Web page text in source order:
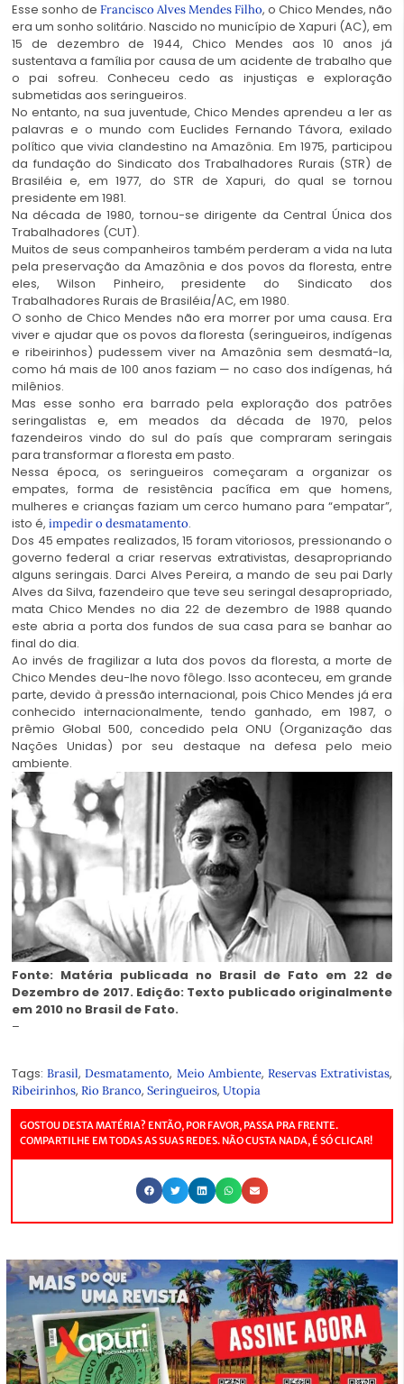
Esse sonho de Francisco Alves Mendes Filho, o Chico Mendes, não
era um sonho solitário. Nascido no município de Xapuri (AC), em
15 de dezembro de 1944, Chico Mendes aos 10 anos já
sustentava a família por causa de um acidente de trabalho que
o pai sofreu. Conheceu cedo as injustiças e exploração
submetidas aos seringueiros.
No entanto, na sua juventude, Chico Mendes aprendeu a ler as
palavras e o mundo com Euclides Fernando Távora, exilado
político que vivia clandestino na Amazônia. Em 1975, participou
da fundação do Sindicato dos Trabalhadores Rurais (STR) de
Brasiléia e, em 1977, do STR de Xapuri, do qual se tornou
presidente em 1981.
Na década de 1980, tornou-se dirigente da Central Única dos
Trabalhadores (CUT).
Muitos de seus companheiros também perderam a vida na luta
pela preservação da Amazônia e dos povos da floresta, entre
eles, Wilson Pinheiro, presidente do Sindicato dos
Trabalhadores Rurais de Brasiléia/AC, em 1980.
O sonho de Chico Mendes não era morrer por uma causa. Era
viver e ajudar que os povos da floresta (seringueiros, indígenas
e ribeirinhos) pudessem viver na Amazônia sem desmatá-la,
como há mais de 100 anos faziam — no caso dos indígenas, há
milênios.
Mas esse sonho era barrado pela exploração dos patrões
seringalistas e, em meados da década de 1970, pelos
fazendeiros vindo do sul do país que compraram seringais
para transformar a floresta em pasto.
Nessa época, os seringueiros começaram a organizar os
empates, forma de resistência pacífica em que homens,
mulheres e crianças faziam um cerco humano para “empatar”,
isto é, impedir o desmatamento.
Dos 45 empates realizados, 15 foram vitoriosos, pressionando o
governo federal a criar reservas extrativistas, desapropriando
alguns seringais. Darci Alves Pereira, a mando de seu pai Darly
Alves da Silva, fazendeiro que teve seu seringal desapropriado,
mata Chico Mendes no dia 22 de dezembro de 1988 quando
este abria a porta dos fundos de sua casa para se banhar ao
final do dia.
Ao invés de fragilizar a luta dos povos da floresta, a morte de
Chico Mendes deu-lhe novo fôlego. Isso aconteceu, em grande
parte, devido à pressão internacional, pois Chico Mendes já era
conhecido internacionalmente, tendo ganhado, em 1987, o
prêmio Global 500, concedido pela ONU (Organização das
Nações Unidas) por seu destaque na defesa pelo meio
ambiente.
Fonte: Matéria publicada no Brasil de Fato em 22 de
Dezembro de 2017. Edição: Texto publicado originalmente
em 2010 no Brasil de Fato.
–
Tags:Brasil,Desmatamento, Meio Ambiente, Reservas Extrativistas,
Ribeirinhos, Rio Branco, Seringueiros, Utopia
GOSTOU DESTA MATÉRIA? ENTÃO, POR FAVOR, PASSA PRA FRENTE.
COMPARTILHE EM TODAS AS SUAS REDES. NÃO CUSTA NADA, É SÓ CLICAR!